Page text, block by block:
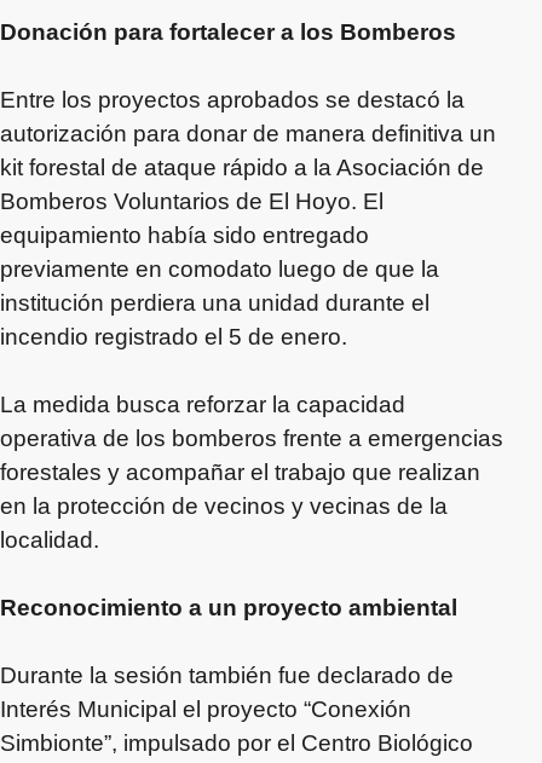
Donación para fortalecer a los Bomberos
Entre los proyectos aprobados se destacó la
autorización para donar de manera definitiva un
kit forestal de ataque rápido a la Asociación de
Bomberos Voluntarios de El Hoyo. El
equipamiento había sido entregado
previamente en comodato luego de que la
institución perdiera una unidad durante el
incendio registrado el 5 de enero.
La medida busca reforzar la capacidad
operativa de los bomberos frente a emergencias
forestales y acompañar el trabajo que realizan
en la protección de vecinos y vecinas de la
localidad.
Reconocimiento a un proyecto ambiental
Durante la sesión también fue declarado de
Interés Municipal el proyecto “Conexión
Simbionte”, impulsado por el Centro Biológico